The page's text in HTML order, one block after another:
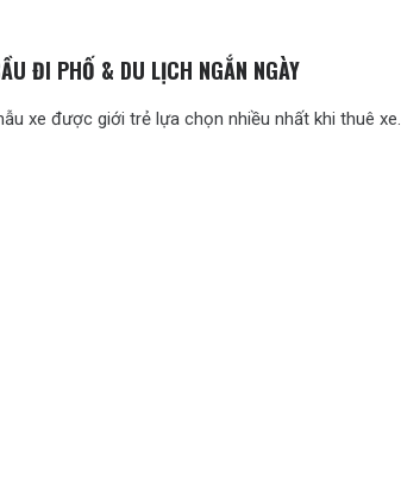
ĐI PHỐ & DU LỊCH NGẮN NGÀY
xe được giới trẻ lựa chọn nhiều nhất khi thuê xe.